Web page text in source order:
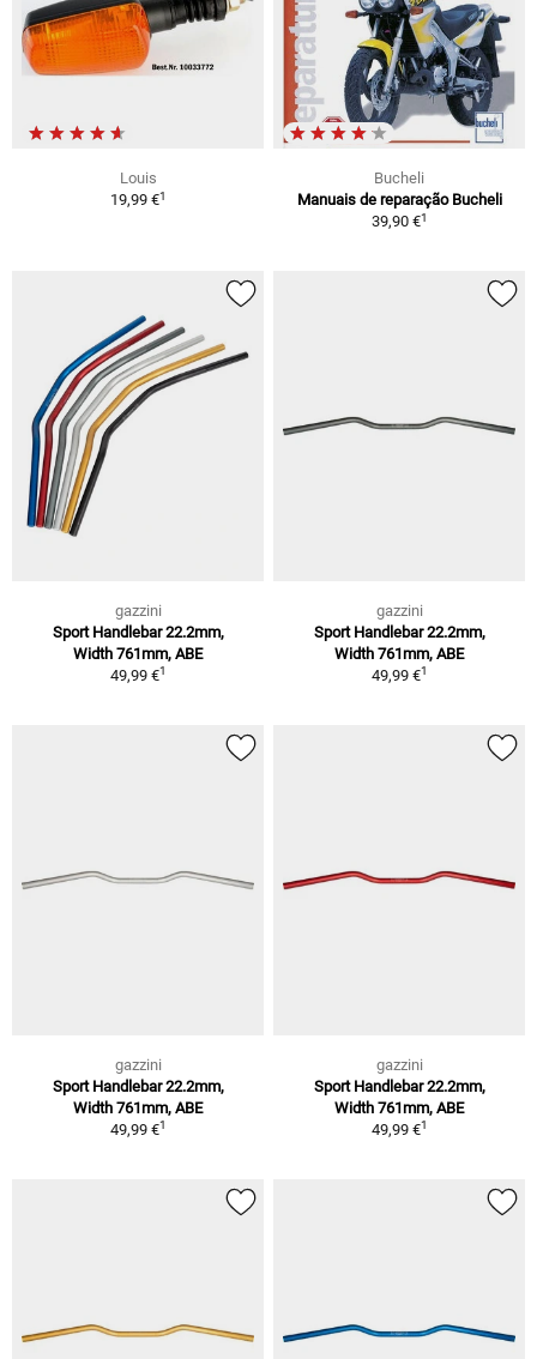
Louis
19,99 €1
Bucheli
Manuais de reparação Bucheli
39,90 €1
gazzini
Sport Handlebar 22.2mm,
Width 761mm, ABE
49,99 €1
gazzini
Sport Handlebar 22.2mm,
Width 761mm, ABE
49,99 €1
gazzini
Sport Handlebar 22.2mm,
Width 761mm, ABE
49,99 €1
gazzini
Sport Handlebar 22.2mm,
Width 761mm, ABE
49,99 €1